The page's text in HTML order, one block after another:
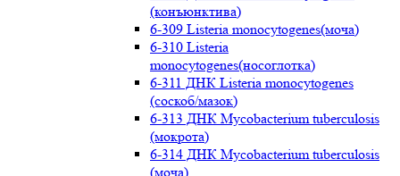
(конъюнктива)
6-309 Listeria monocytogenes(моча)
6-310 Listeria
monocytogenes(носоглотка)
6-311 ДНК Listeria monocytogenes
(соскоб/мазок)
6-313 ДНК Mycobacterium tuberculosis
(мокрота)
6-314 ДНК Mycobacterium tuberculosis
(моча)